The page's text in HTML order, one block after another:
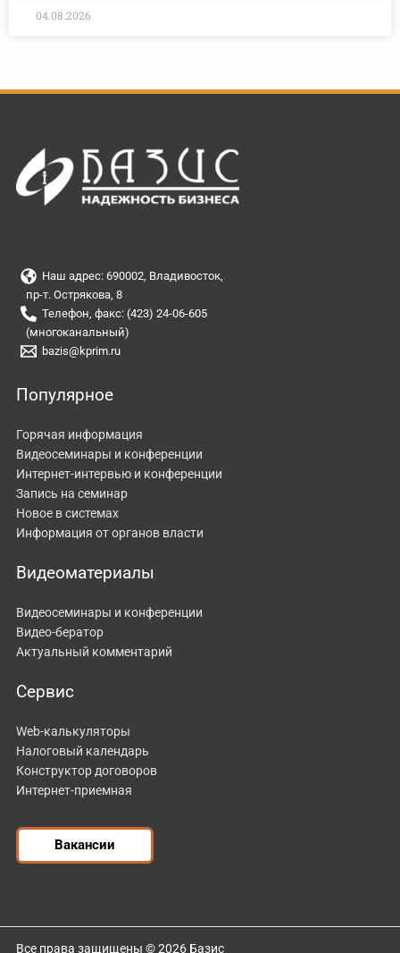
04.08.2026
Наш адрес: 690002, Владивосток,
пр-т. Острякова, 8
Телефон, факс: (423) 24-06-605
(многоканальный)
bazis@kprim.ru
Популярное
Горячая информация
Видеосеминары и конференции
Интернет-интервью и конференции
Запись на семинар
Новое в системах
Информация от органов власти
Видеоматериалы
Видеосеминары и конференции
Видео-бератор
Актуальный комментарий
Сервис
Web-калькуляторы
Налоговый календарь
Конструктор договоров
Интернет-приемная
Вакансии
Все права защищены © 2026 Базис